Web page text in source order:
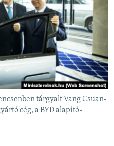
tárgyalt Vang Csuan-
cég, a BYD alapító-